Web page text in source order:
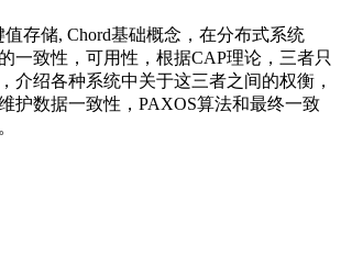
值存储, Chord基础概念，在分布式系统
一致性，可用性，根据CAP理论，三者只
介绍各种系统中关于这三者之间的权衡，
护数据一致性，PAXOS算法和最终一致